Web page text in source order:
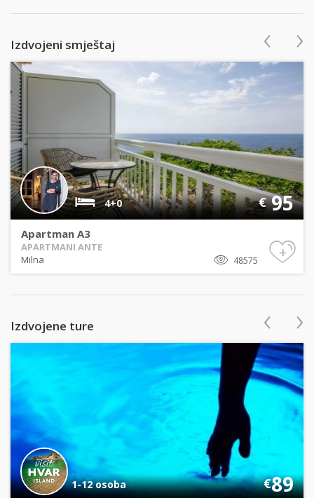
Izdvojeni smještaj
4+0 €95
Apartman A3
APARTMANI ANTE
48575
Milna +
‹ ›
Izdvojene ture
1-12 osoba €89
‹ ›